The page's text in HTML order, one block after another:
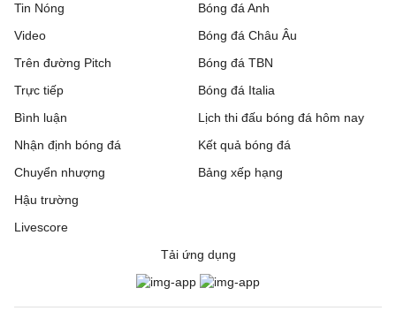
Tin Nóng
Video
Trên đường Pitch
Trực tiếp
Bóng đá Anh
Bóng đá Châu Âu
Bóng đá TBN
Bóng đá Italia
Bình luận
Nhận định bóng đá
Chuyển nhượng
Hậu trường
Livescore
Lịch thi đấu bóng đá hôm nay
Kết quả bóng đá
Bảng xếp hạng
Tải ứng dụng